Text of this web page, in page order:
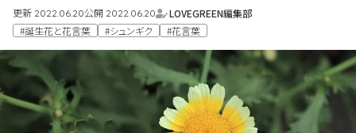
更新 2022.06.20公開 2022.06.20
LOVEGREEN編集部
#誕生花と花言葉
#シュンギク #花言葉